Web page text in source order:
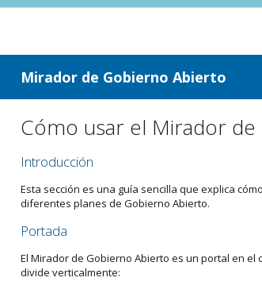
ir a contenido
ir al menú
Mirador de Gobierno Abierto
Cómo usar el Mirador
Introducción
Esta sección es una guía sencilla que explica
diferentes planes de Gobierno Abierto.
Portada
El Mirador de Gobierno Abierto es un portal en
divide verticalmente: